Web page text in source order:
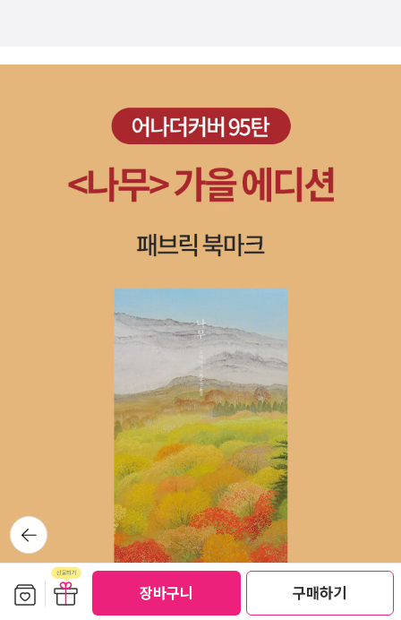
장바구니 구매하기
근이 생긴다 발버둥치는 몸무게가 넥타이로 그네를 탄다 다리가
차낸 허공이 빙빙 돈다 몸무게가 발버둥을 남김없이 삼키는 동
붉은 넥타이를 게운다 수십 년 동안 목에 맸던 모든 넥타이를 꾸
끝 사이 아무리 발버둥쳐도 줄어들지 않는 한 뼘의 허공이 사람을
맨 넥타이를 든든하게 받쳐주고 있다 실감나시지? 넥타이로 목
을 매단 사람이 죽어가는 몇 분을 그대로 그려놓았다. 시는 정말
마음에 들지 않지만, 진심으로 솔직하게 이야기하면, 상당히 잘
쓴 시 아닌가 싶다. 마지막 연, “바닥과 발끝 사이 / 아무리 발버둥
쳐도 줄어들지 않는 한 뼘의 허공”, 이 절망적이고 돌이킬 수 없는
생과 사의 간극을 어떻게 더 절묘하고 극명하게 묘사할 수 있겠는
가. 지금 시집의 앞날개를 보니까, “시인은 다양한 죽음의 사건을
인간적으로 접근하지 않고 감정이 개입되지 않은 시각으로 바라
본다.”라고 써놓았다. 이 독후감을 쓴 다음 곧바로 읽을 오생근 씨
의 해설에 나온 문장인지는 모르겠지만 아주 적확한 설명이다. 조
금도 애도나 안타까움이나 동정의 묘사도 포함하지 않은 죽음 날
것의 상태에 관한 묘사. 그런데 어쩔 수 없다. 읽기가 힘들다. 이
런 시들은 위에서 얘기했듯이, 절묘한 묘사를 든 시라 할지라도
독자를 불편하게 한다. 물론 모든 시가 다 이렇지는 않다. 예를 들
하고 받쳐주고 있다 3. 뒤집힌 폭포 (박동민) 윗물이 아랫물에
아내는 폭포처럼힙겹게 내린 오기의 뿌리를 더 깊게더 멀리더 힘
사이펀 커피처럼 뜨끈한 김을 내뱉는 오줌발처럼피 튀기게 틔운
오기의 싹을더 높이 더 넓게더 향기롭게 분수(分數)를 알아야
나 아,뒤집힌 폭포는 몇 초도 안 돼 고개 숙이고말라버리고 얼어
뒤로가
기